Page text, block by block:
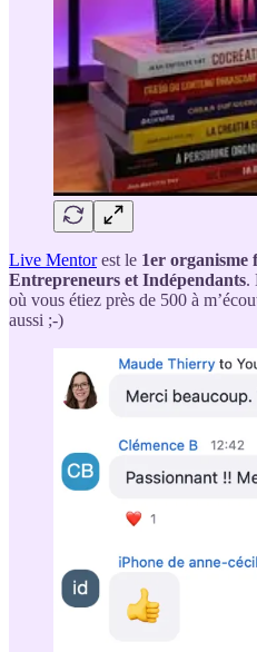
Live Mentorest le 1er organisme
Entrepreneurs et Indépendants.
où vous étiez près de 500 à
aussi ;-)